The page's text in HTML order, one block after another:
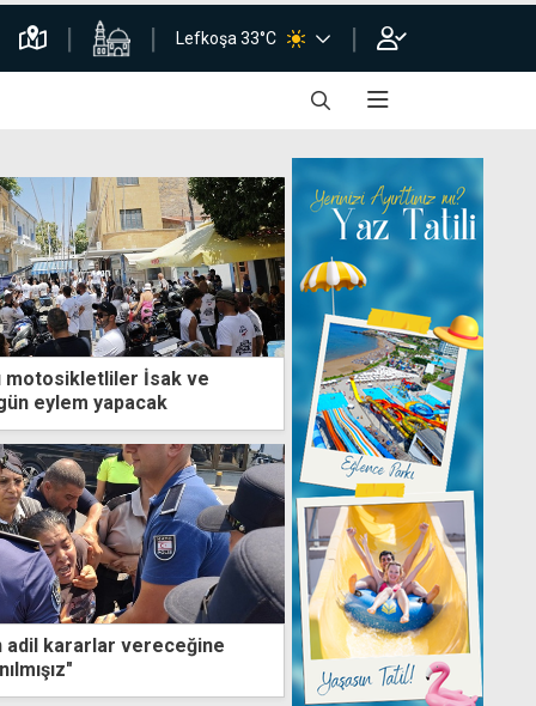
Lefkoşa 33°C
motosikletliler İsak ve
eylem yapacak
adil kararlar vereceğine